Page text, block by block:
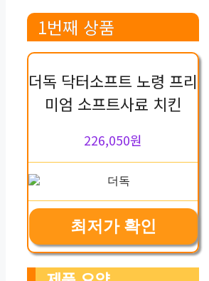
1번째 상품
더독 닥터소프트 노령 프리
미엄 소프트사료 치킨
226,050원
최저가 확인